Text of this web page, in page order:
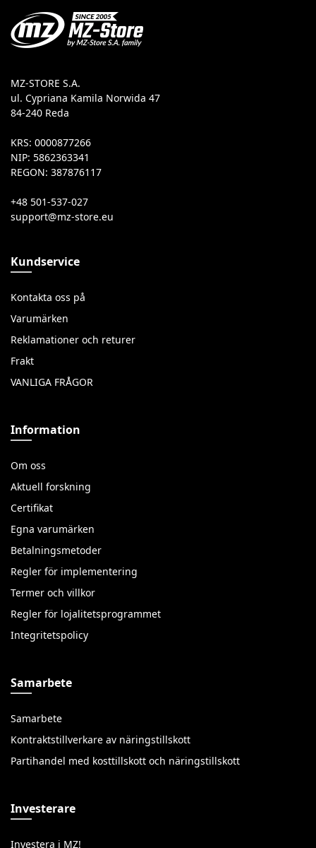
MZ-STORE S.A.
ul. Cypriana Kamila Norwida 47
84-240 Reda
KRS: 0000877266
NIP: 5862363341
REGON: 387876117
+48 501-537-027
Kundservice
Kontakta oss på
Varumärken
Reklamationer och returer
Frakt
VANLIGA FRÅGOR
Information
Om oss
Aktuell forskning
Certifikat
Egna varumärken
Betalningsmetoder
Regler för implementering
Termer och villkor
Regler för lojalitetsprogrammet
Integritetspolicy
Samarbete
Samarbete
Kontraktstillverkare av näringstillskott
Partihandel med kosttillskott och näringstillskott
Investerare
Investera i MZ!